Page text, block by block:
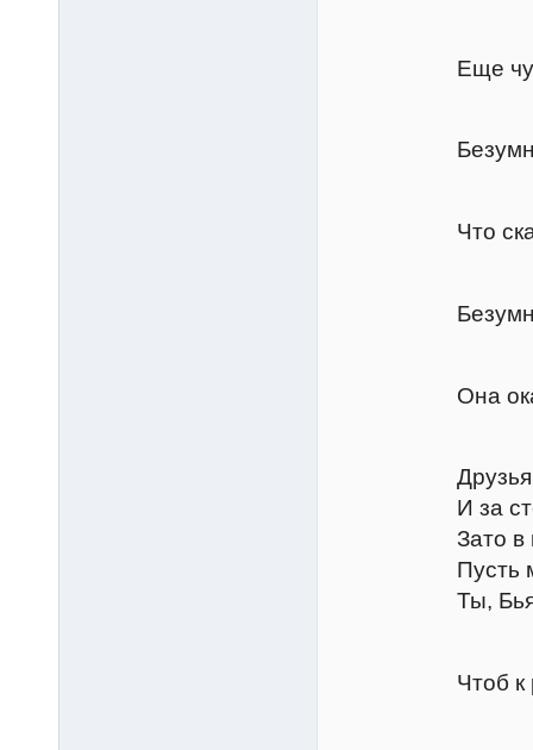
Еще чуть-
Безумней в
Что
Безумная
Она
Друзья, хоть
И за столом
Зато в
Пусть место
Ты, Бьянка,
Чтоб к роли